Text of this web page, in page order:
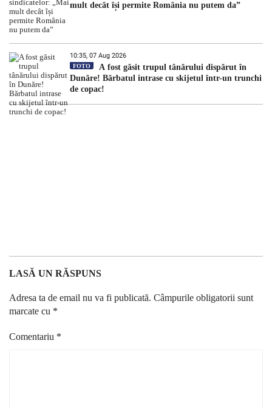
mult decât își permite România nu putem da”
10:35, 07 Aug 2026
FOTO
A fost găsit trupul tânărului dispărut în
Dunăre! Bărbatul intrase cu skijetul într-un trunchi
de copac!
LASĂ UN RĂSPUNS
Adresa ta de email nu va fi publicată. Câmpurile obligatorii sunt
marcate cu *
Comentariu *